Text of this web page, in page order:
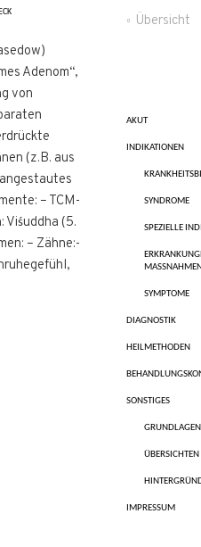
Adenom“,
von
(z.B. aus
– TCM-
Viśuddha (5.
– Zähne:-
Übersicht
AKUT
INDIKATIONEN
SYNDROME
SPEZIELLE
MASSNAHMEN
SYMPTOME
DIAGNOSTIK
HEILMETHODEN
SONSTIGES
GRUNDLAGEN
ÜBERSICHTEN
IMPRESSUM